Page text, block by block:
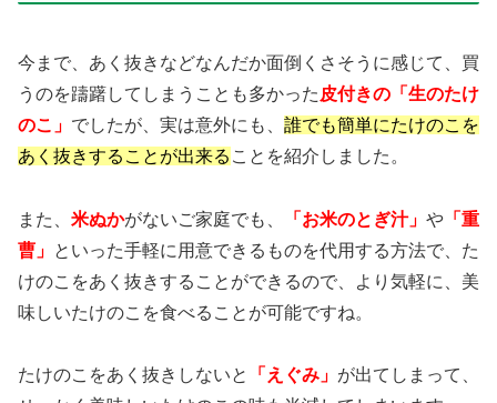
今まで、あく抜きなどなんだか面倒くさそうに感じて、買
うのを躊躇してしまうことも多かった 皮付きの「生のたけ
のこ」 でしたが、実は意外にも、 誰でも簡単にたけのこを
あく抜きすることが出来る ことを紹介しました。
また、 米ぬかがないご家庭でも、 「お米のとぎ汁」 や 「重
曹」 といった手軽に用意できるものを代用する方法で、た
けのこをあく抜きすることができるので、より気軽に、美
味しいたけのこを食べることが可能ですね。
たけのこをあく抜きしないと 「えぐみ」 が出てしまって、